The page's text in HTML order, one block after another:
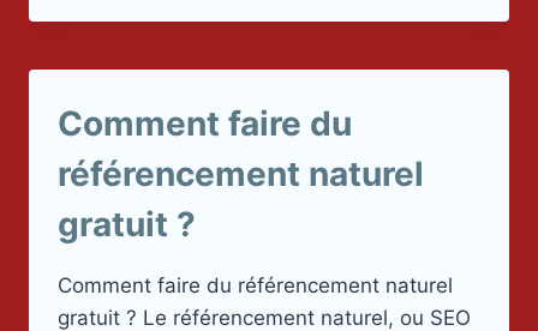
Comment faire du
référencement naturel
gratuit ?
Comment faire du référencement naturel
gratuit ? Le référencement naturel, ou SEO